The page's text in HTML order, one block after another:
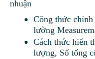
nhuận
Công thức chính
lường
Cách thức hiển
lượng, Số tổng